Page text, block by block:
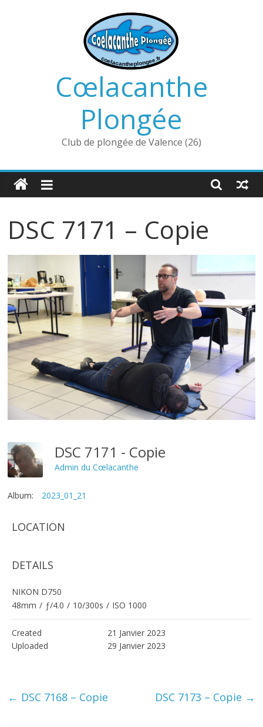
Cœlacanthe
Plongée
Club de plongée de Valence (26)
DSC 7171 – Copie
DSC 7171 - Copie
Admin du Cœlacanthe
Album: 2023_01_21
LOCATION
DETAILS
NIKON D750
48mm / ƒ/4.0 / 10/300s / ISO 1000
Created
21 Janvier 2023
Uploaded
29 Janvier 2023
← DSC 7168 – Copie DSC 7173 – Copie →